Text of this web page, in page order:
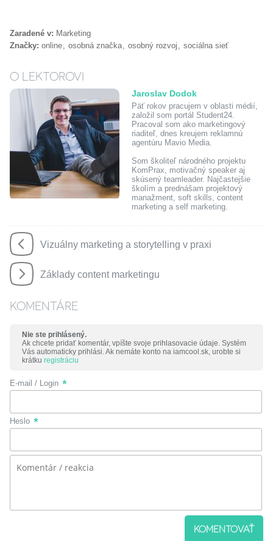
Zaradené v: Marketing
Značky: online osobná značka osobný rozvoj sociálna sieť
O LEKTOROVI
Jaroslav Dodok
Päť rokov pracujem v oblasti médií,
založil som portál Student24.
Pracoval som ako marketingový
riaditeľ, dnes kreujem reklamnú
agentúru Mavio Media.
Som školiteľ národného projektu
KomPrax, motivačný speaker aj
skúsený teamleader. Najčastejšie
školím a prednášam projektový
manažment, soft skills, content
marketing a self marketing.
Vizuálny marketing a storytelling v praxi
Základy content marketingu
KOMENTÁRE
Nie ste prihlásený.
Ak chcete pridať komentár, vpíšte svoje prihlasovacie údaje. Systém
Vás automaticky prihlási. Ak nemáte konto na iamcool.sk, urobte si
krátku registráciu
E-mail / Login
Heslo
KOMENTOVAŤ